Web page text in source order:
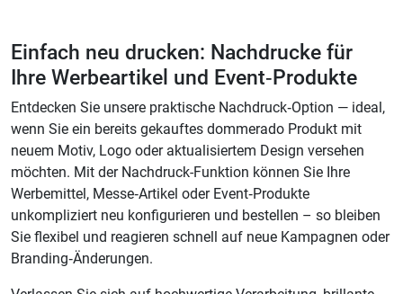
Einfach neu drucken: Nachdrucke für
Ihre Werbeartikel und Event‑Produkte
Entdecken Sie unsere praktische Nachdruck‑Option — ideal,
wenn Sie ein bereits gekauftes dommerado Produkt mit
neuem Motiv, Logo oder aktualisiertem Design versehen
möchten. Mit der Nachdruck-Funktion können Sie Ihre
Werbemittel, Messe‑Artikel oder Event‑Produkte
unkompliziert neu konfigurieren und bestellen – so bleiben
Sie flexibel und reagieren schnell auf neue Kampagnen oder
Branding‑Änderungen.